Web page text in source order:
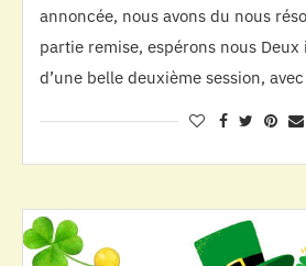
annoncée, nous avons du nous
partie remise, espérons nous Deux
d’une belle deuxième session,